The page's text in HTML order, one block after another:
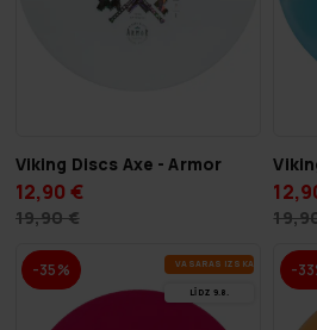
Viking Discs Axe - Armor
12,90 €
19,90 €
-35% VA­SA­RAS IZ­SKA­ŅA
LĪDZ 9.8.
-